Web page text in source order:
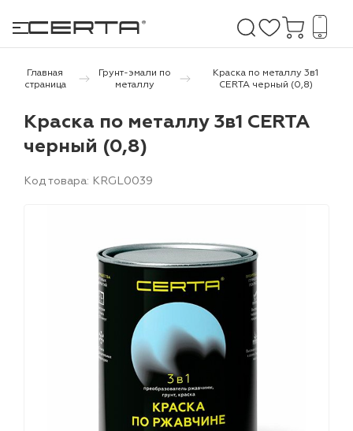
покрытия
и дачи
Главная
страница
Грунт-эмали по
металлу
Краска по металлу 3в1
CERTA черный (0,8)
Краска по металлу 3в1 CERTA
черный (0,8)
Код товара: KRGL0039